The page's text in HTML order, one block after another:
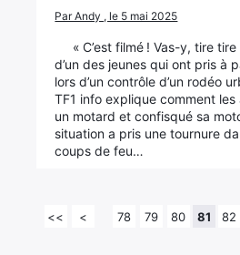
Par Andy , le 5 mai 2025
« C’est filmé ! Vas-y, tire
d’un des jeunes qui ont pris à
lors d’un contrôle d’un rodéo
TF1 info explique comment
un motard et confisqué sa
situation a pris une tournure
coups de feu…
<< < 78 79 80 81 82